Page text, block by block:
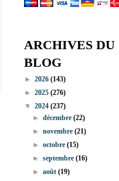
ARCHIVES DU
BLOG
► 2026 (143)
► 2025 (276)
▼ 2024 (237)
►décembre(22)
►novembre(21)
►octobre(15)
►septembre(16)
►août(19)